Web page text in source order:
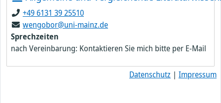
+49 6131 39 25510
wengobor@uni-mainz.de
Sprechzeiten
nach Vereinbarung: Kontaktieren Sie mich bitte per E-Mail
Datenschutz | Impressum